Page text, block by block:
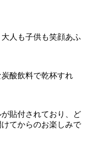
人も子供も笑顔あふ
炭酸飲料で乾杯すれ
貼付されており、ど
てからのお楽しみで